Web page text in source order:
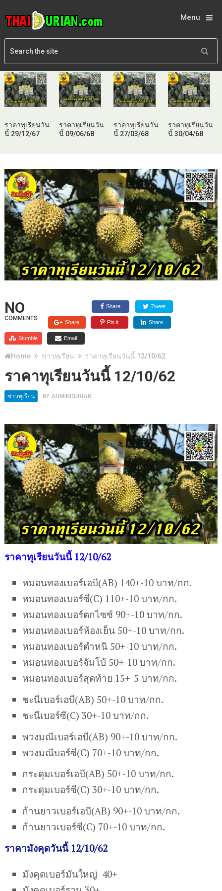
Menu
ราคาทุเรียนวัน
นี้ 29/12/67
ราคาทุเรียนวัน
นี้ 09/06/68
ราคาทุเรียนวัน
นี้ 27/03/68
ราคาทุเรียนวัน
นี้ 30/04/68
NO
COMMENTS
Share Tweet
Share Pin it Share
Stumble Email
Home ข่าวทุเรียน ราคาทุเรียนวันนี้ 12/10/62
ราคาทุเรียนวันนี้ 12/10/62
ข่าวทุเรียน BY ADMINDURIAN
ราคาทุเรียนวันนี้ 12/10/62
หมอนทองเบอร์เอบี(AB) 140+-10 บาท/กก.
หมอนทองเบอร์ซี(C) 110+-10 บาท/กก.
หมอนทองเบอร์ตกไซซ์ 90+-10 บาท/กก.
หมอนทองเบอร์ห้องเย็น 50+-10 บาท/กก.
หมอนทองเบอร์ตำหนิ 50+-10 บาท/กก.
หมอนทองเบอร์จัมโบ้ 50+-10 บาท/กก.
หมอนทองเบอร์สุดท้าย 15+-5 บาท/กก.
ชะนีเบอร์เอบี(AB) 50+-10 บาท/กก.
ชะนีเบอร์ซี(C) 30+-10 บาท/กก.
พวงมณีเบอร์เอบี(AB) 90+-10 บาท/กก.
พวงมณีบอร์ซี(C) 70+-10 บาท/กก.
กระดุมเบอร์เอบี(AB) 50+-10 บาท/กก.
กระดุมเบอร์ซี(C) 30+-10 บาท/กก.
ก้านยาวเบอร์เอบี(AB) 90+-10 บาท/กก.
ก้านยาวเบอร์ซี(C) 70+-10 บาท/กก.
ราคามังคุดวันนี้ 12/10/62
มังคุดเบอร์มันใหญ่ 40+